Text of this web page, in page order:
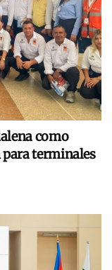
como
terminales